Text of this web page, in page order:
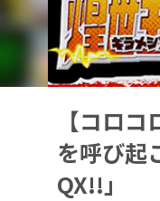
【コロ
を呼び起
QX!!」